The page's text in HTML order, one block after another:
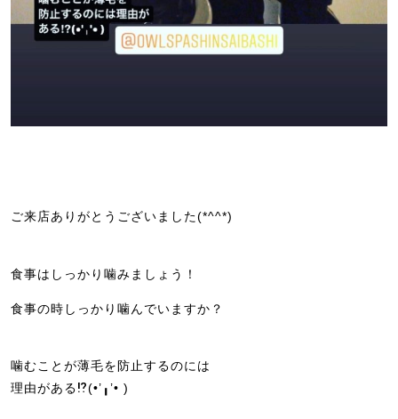
ご来店ありがとうございました(*^^*)
食事はしっかり噛みましょう！
食事の時しっかり噛んでいますか？
噛むことが薄毛を防止するのには
理由がある⁉︎(•’╻’• )